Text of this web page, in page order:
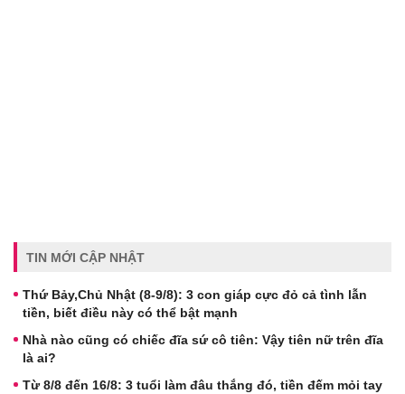
TIN MỚI CẬP NHẬT
Thứ Bảy,Chủ Nhật (8-9/8): 3 con giáp cực đỏ cả tình lẫn
tiền, biết điều này có thể bật mạnh
Nhà nào cũng có chiếc đĩa sứ cô tiên: Vậy tiên nữ trên đĩa
là ai?
Từ 8/8 đến 16/8: 3 tuổi làm đâu thắng đó, tiền đếm mỏi tay